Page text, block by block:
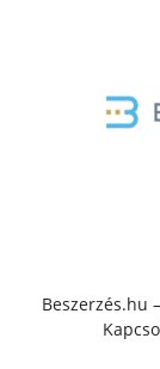
Beszerzés.hu